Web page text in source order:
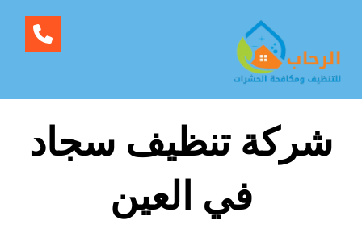
شركة تنظيف سجاد
في العين